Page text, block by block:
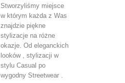
Stworzyliśmy miejsce
w którym każda z Was
znajdzie piękne
stylizacje na różne
okazje. Od eleganckich
looków , stylizacji w
stylu Casual po
wygodny Streetwear .